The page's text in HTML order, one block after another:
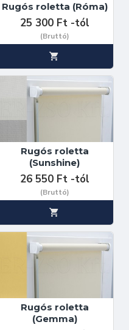
Rugós roletta (Róma)
25 300 Ft -tól
(Bruttó)
Rugós roletta
(Sunshine)
26 550 Ft -tól
(Bruttó)
Rugós roletta
(Gemma)